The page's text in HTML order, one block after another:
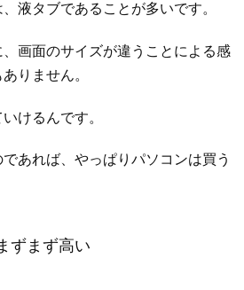
液タブであることが多いです。
画面のサイズが違うことによる感
りません。
けるんです。
あれば、やっぱりパソコンは買う
ずまず高い